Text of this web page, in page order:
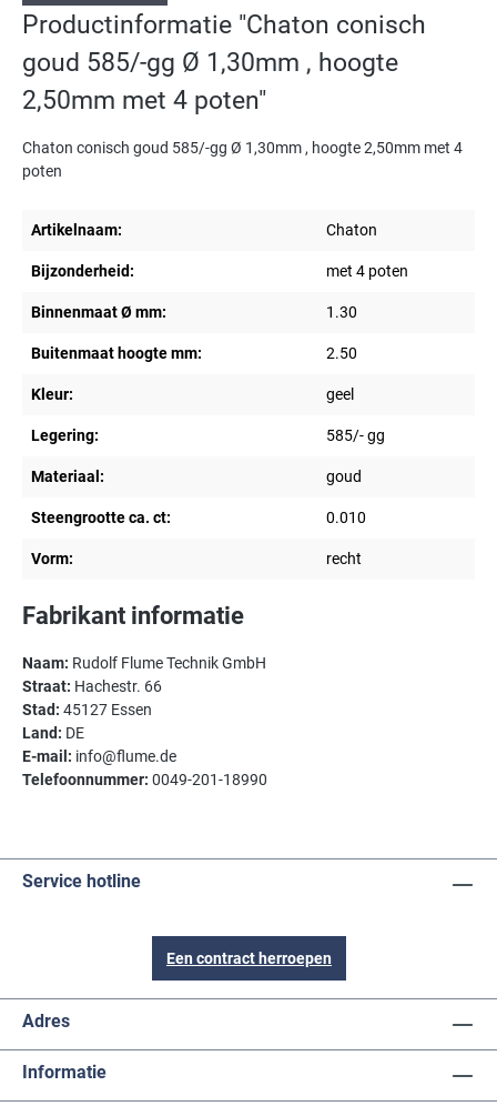
Productinformatie "Chaton conisch
goud 585/-gg Ø 1,30mm , hoogte
2,50mm met 4 poten"
Chaton conisch goud 585/-gg Ø 1,30mm , hoogte 2,50mm met 4
poten
Artikelnaam: Chaton
Bijzonderheid: met 4 poten
Binnenmaat Ø mm: 1.30
Buitenmaat hoogte mm: 2.50
Kleur: geel
Legering: 585/- gg
Materiaal: goud
Steengrootte ca. ct: 0.010
Vorm: recht
Fabrikant informatie
Naam: Rudolf Flume Technik GmbH
Straat: Hachestr. 66
Stad: 45127 Essen
Land: DE
E-mail: info@flume.de
Telefoonnummer: 0049-201-18990
Service hotline
Een contract herroepen
Adres
Informatie